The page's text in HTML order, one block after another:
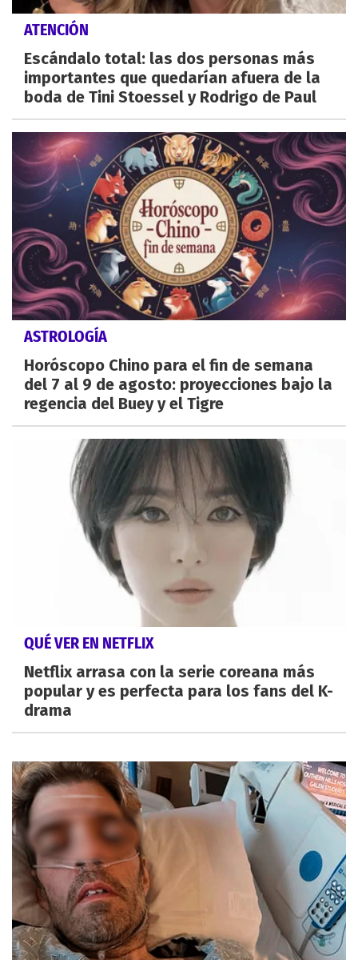
ATENCIÓN
Escándalo total: las dos personas más
importantes que quedarían afuera de la
boda de Tini Stoessel y Rodrigo de Paul
ASTROLOGÍA
Horóscopo Chino para el fin de semana
del 7 al 9 de agosto: proyecciones bajo la
regencia del Buey y el Tigre
QUÉ VER EN NETFLIX
Netflix arrasa con la serie coreana más
popular y es perfecta para los fans del K-
drama